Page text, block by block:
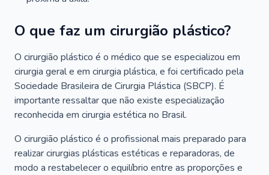
O que faz um cirurgião plástico?
O cirurgião plástico é o médico que se especializou em
cirurgia geral e em cirurgia plástica, e foi certificado pela
Sociedade Brasileira de Cirurgia Plástica (SBCP). É
importante ressaltar que não existe especialização
reconhecida em cirurgia estética no Brasil.
O cirurgião plástico é o profissional mais preparado para
realizar cirurgias plásticas estéticas e reparadoras, de
modo a restabelecer o equilíbrio entre as proporções e